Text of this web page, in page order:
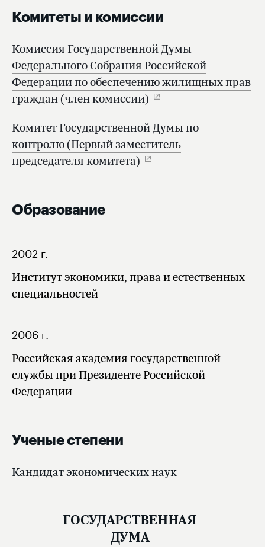
Комитеты и комиссии
Комиссия Государственной Думы
Федерального Собрания Российской
Федерации по обеспечению жилищных прав
граждан (член комиссии)
Комитет Государственной Думы по
контролю (Первый заместитель
председателя комитета)
Образование
2002 г.
Институт экономики, права и естественных
специальностей
2006 г.
Российская академия государственной
службы при Президенте Российской
Федерации
Ученые степени
Кандидат экономических наук
ГОСУДАРСТВЕННАЯ
ДУМА